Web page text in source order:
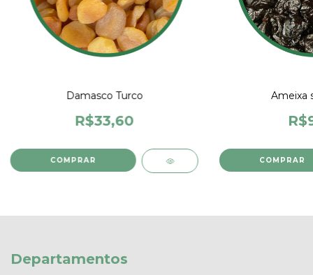
Damasco Turco
R$33,60
COMPRAR
Ameixa
COMPRAR
Departamentos